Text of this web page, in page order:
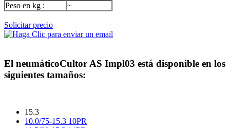
Peso en kg :
~
Solicitar precio
El neumáticoCultor AS Impl03 está disponible en los
siguientes tamaños:
15.3
10.0/75-15.3 10PR